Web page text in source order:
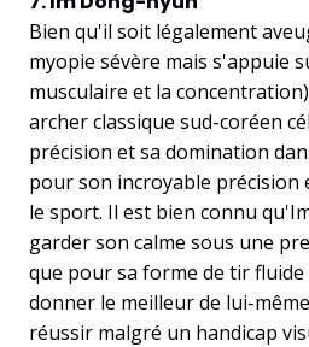
Bien qu'il soit légalement
myopie sévère mais s'appuie
musculaire et la
archer classique sud-coréen
précision et sa domination
pour son incroyable précision
le sport. Il est bien connu
garder son calme sous une
que pour sa forme de tir fluide
donner le meilleur de lui-
réussir malgré un handicap